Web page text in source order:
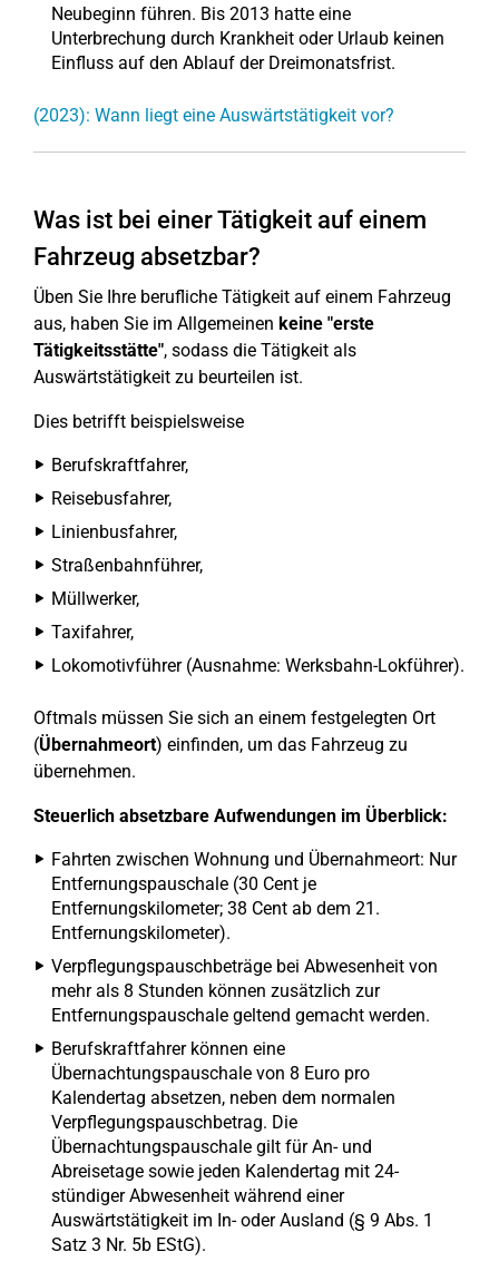
Neubeginn führen. Bis 2013 hatte eine
Unterbrechung durch Krankheit oder Urlaub keinen
Einfluss auf den Ablauf der Dreimonatsfrist.
(2023): Wann liegt eine Auswärtstätigkeit vor?
Was ist bei einer Tätigkeit auf einem
Fahrzeug absetzbar?
Üben Sie Ihre berufliche Tätigkeit auf einem Fahrzeug
aus, haben Sie im Allgemeinen keine "erste
Tätigkeitsstätte", sodass die Tätigkeit als
Auswärtstätigkeit zu beurteilen ist.
Dies betrifft beispielsweise
Berufskraftfahrer,
Reisebusfahrer,
Linienbusfahrer,
Straßenbahnführer,
Müllwerker,
Taxifahrer,
Lokomotivführer (Ausnahme: Werksbahn-Lokführer).
Oftmals müssen Sie sich an einem festgelegten Ort
(Übernahmeort) einfinden, um das Fahrzeug zu
übernehmen.
Steuerlich absetzbare Aufwendungen im Überblick:
Fahrten zwischen Wohnung und Übernahmeort: Nur
Entfernungspauschale (30 Cent je
Entfernungskilometer; 38 Cent ab dem 21.
Entfernungskilometer).
Verpflegungspauschbeträge bei Abwesenheit von
mehr als 8 Stunden können zusätzlich zur
Entfernungspauschale geltend gemacht werden.
Berufskraftfahrer können eine
Übernachtungspauschale von 8 Euro pro
Kalendertag absetzen, neben dem normalen
Verpflegungspauschbetrag. Die
Übernachtungspauschale gilt für An- und
Abreisetage sowie jeden Kalendertag mit 24-
stündiger Abwesenheit während einer
Auswärtstätigkeit im In- oder Ausland (§ 9 Abs. 1
Satz 3 Nr. 5b EStG).